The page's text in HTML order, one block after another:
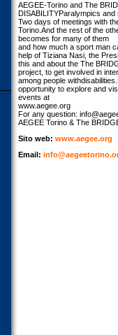
AEGEE-Torino and The
DISABILITYParalympics
Two days of meetings with
Torino.And the rest of the
becomes for many of them
and how much a sport man
help of Tiziana Nasi, the
this and about the The
project, to get involved in
among people
opportunity to explore and
events at
www.aegee.org
For any question:
AEGEE Torino & The
Sito web: www.aegee.org
Email: